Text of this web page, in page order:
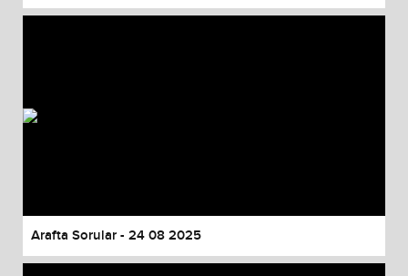
Arafta Sorular - 24 08 2025